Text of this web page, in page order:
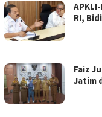
RI,
Faiz
Jatim